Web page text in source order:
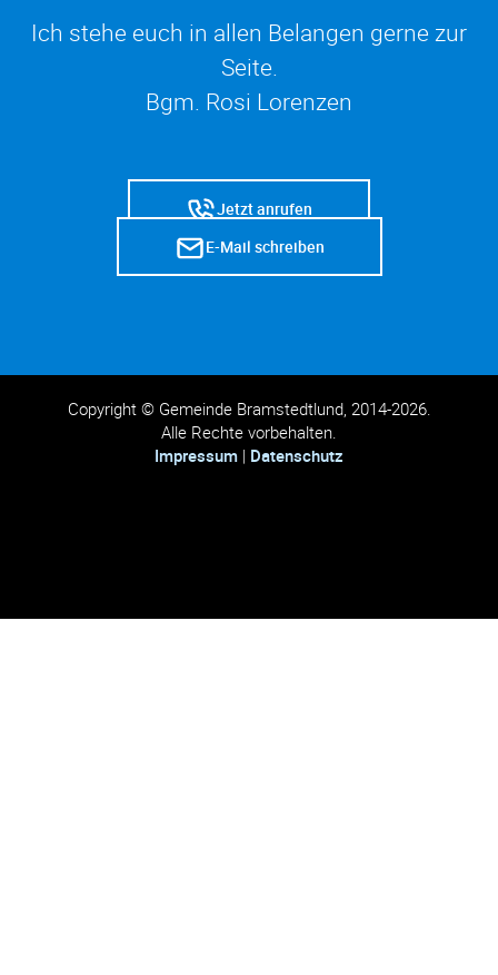
Ich stehe euch in allen Belangen gerne zur
Seite.
Bgm. Rosi Lorenzen
Jetzt anrufen
E-Mail schreiben
Copyright © Gemeinde Bramstedtlund, 2014-2026.
Alle Rechte vorbehalten.
Impressum | Datenschutz